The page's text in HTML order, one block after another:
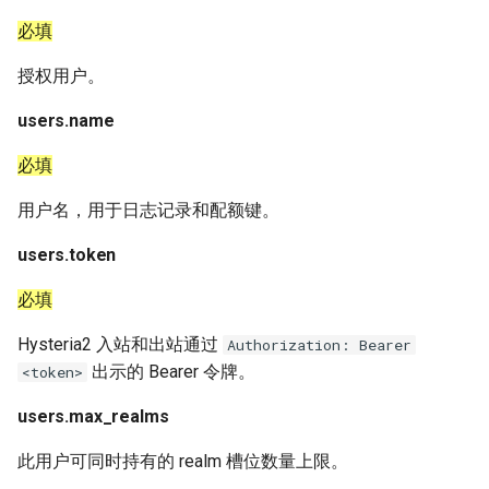
必填
授权用户。
users.name
必填
用户名，用于日志记录和配额键。
users.token
必填
Hysteria2 入站和出站通过 Authorization: Bearer
<token> 出示的 Bearer 令牌。
users.max_realms
此用户可同时持有的 realm 槽位数量上限。